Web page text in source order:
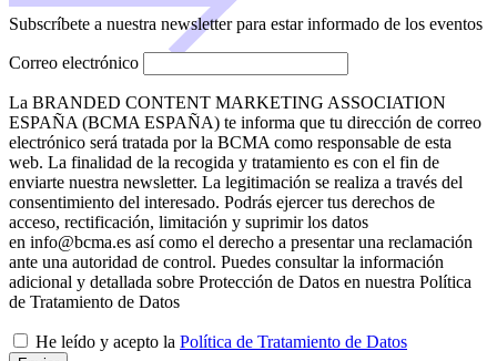
Subscríbete a nuestra newsletter para estar informado de los eventos
Correo electrónico
La BRANDED CONTENT MARKETING ASSOCIATION
ESPAÑA (BCMA ESPAÑA) te informa que tu dirección de correo
electrónico será tratada por la BCMA como responsable de esta
web. La finalidad de la recogida y tratamiento es con el fin de
enviarte nuestra newsletter. La legitimación se realiza a través del
consentimiento del interesado. Podrás ejercer tus derechos de
acceso, rectificación, limitación y suprimir los datos
en info@bcma.es así como el derecho a presentar una reclamación
ante una autoridad de control. Puedes consultar la información
adicional y detallada sobre Protección de Datos en nuestra Política
de Tratamiento de Datos
He leído y acepto la Política de Tratamiento de Datos